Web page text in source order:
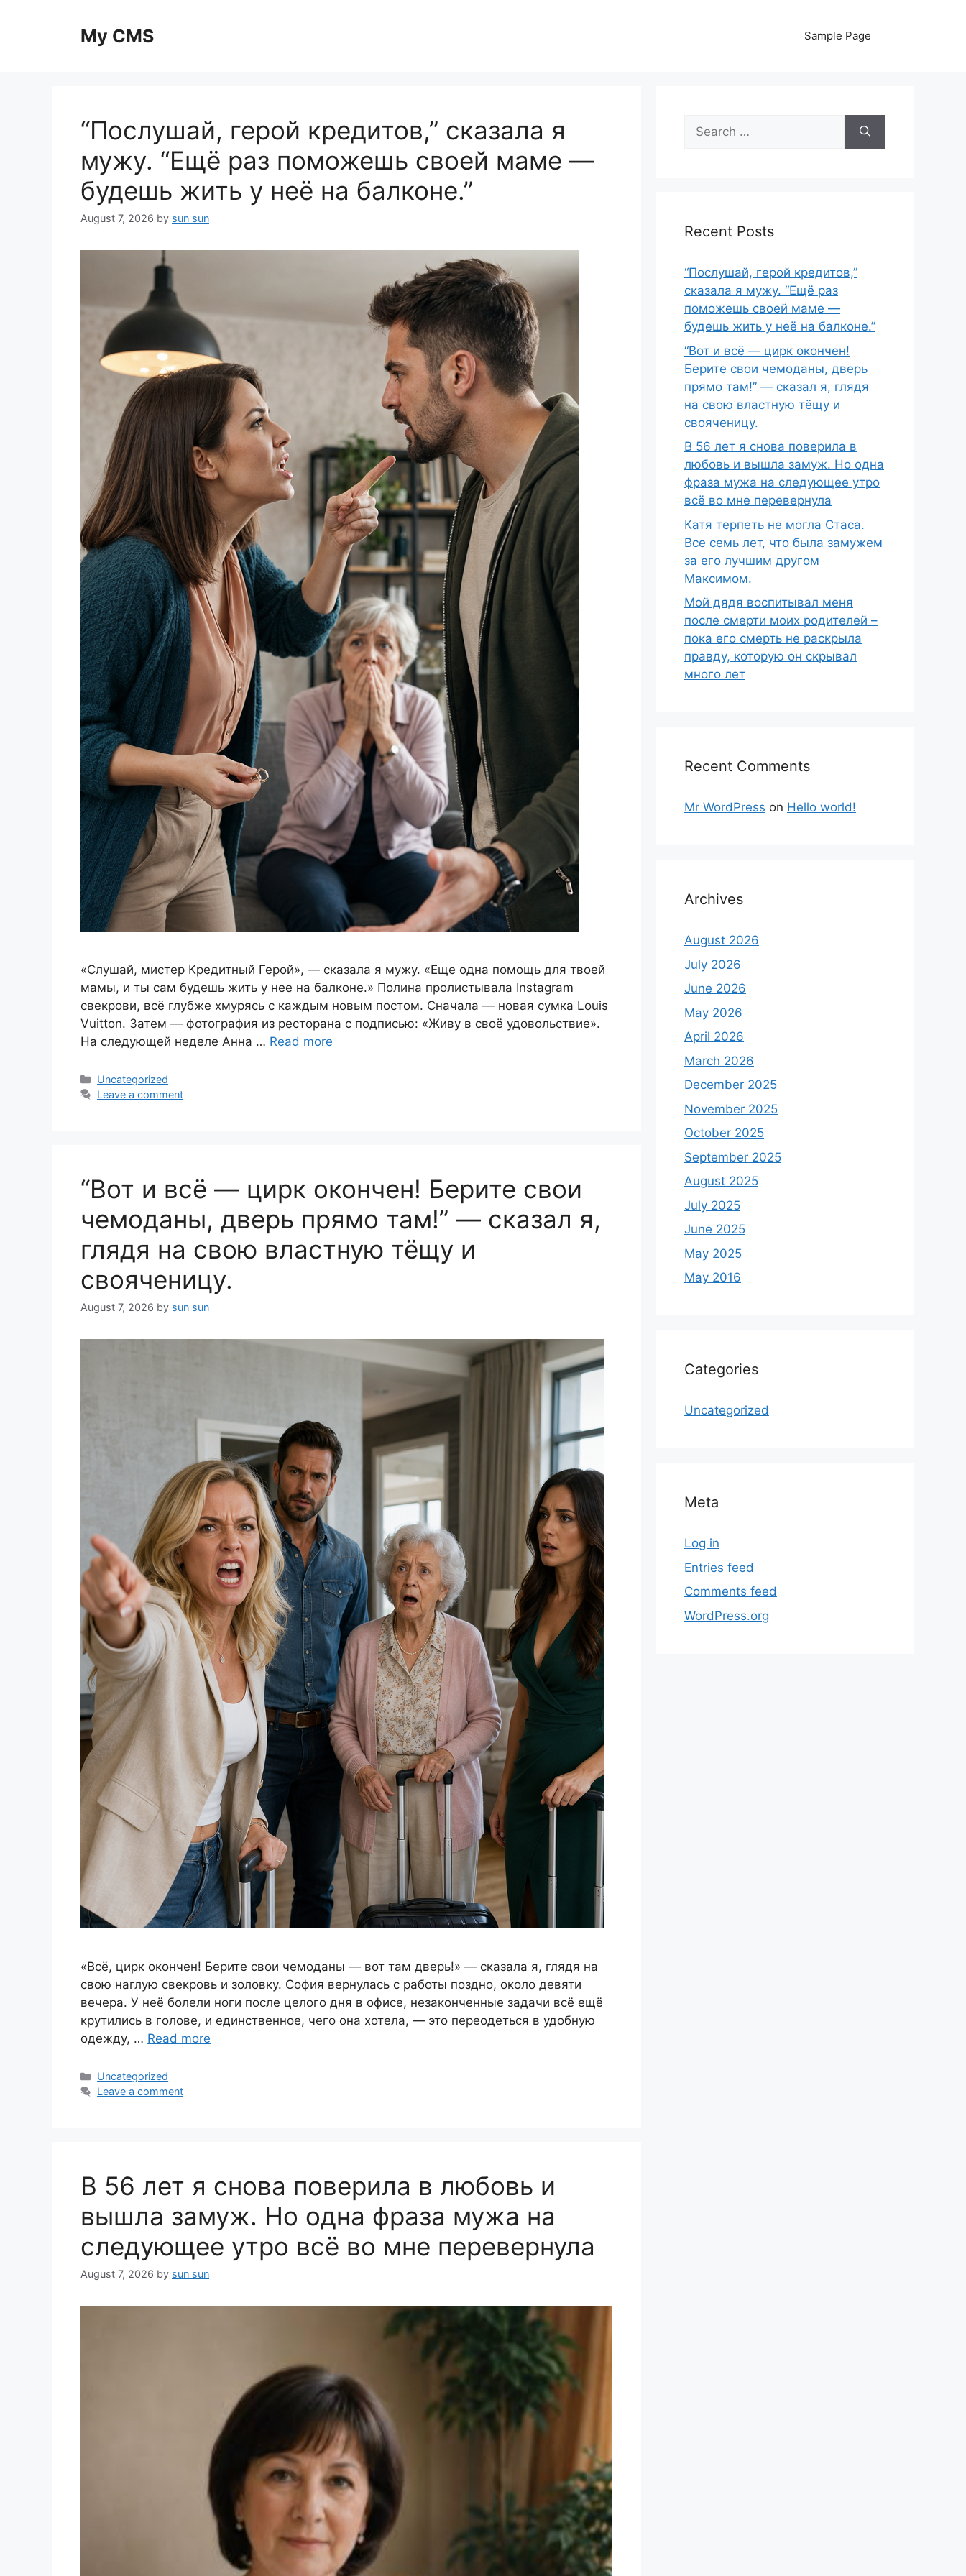
My CMS Sample Page
“Послушай, герой кредитов,” сказала я
мужу. “Ещё раз поможешь своей маме —
будешь жить у неё на балконе.”
August 7, 2026 by sun sun
«Слушай, мистер Кредитный Герой», — сказала я мужу. «Еще одна помощь для твоей
мамы, и ты сам будешь жить у нее на балконе.» Полина пролистывала Instagram
свекрови, всё глубже хмурясь с каждым новым постом. Сначала — новая сумка Louis
Vuitton. Затем — фотография из ресторана с подписью: «Живу в своё удовольствие».
На следующей неделе Анна … Read more
Categories
Uncategorized
Leave a comment
“Вот и всё — цирк окончен! Берите свои
чемоданы, дверь прямо там!” — сказал я,
глядя на свою властную тёщу и
свояченицу.
August 7, 2026 by sun sun
«Всё, цирк окончен! Берите свои чемоданы — вот там дверь!» — сказала я, глядя на
свою наглую свекровь и золовку. София вернулась с работы поздно, около девяти
вечера. У неё болели ноги после целого дня в офисе, незаконченные задачи всё ещё
крутились в голове, и единственное, чего она хотела, — это переодеться в удобную
одежду, … Read more
Categories
Uncategorized
Leave a comment
В 56 лет я снова поверила в любовь и
вышла замуж. Но одна фраза мужа на
следующее утро всё во мне перевернула
August 7, 2026 by sun sun
Search
for:
Recent Posts
“Послушай, герой кредитов,”
сказала я мужу. “Ещё раз
поможешь своей маме —
будешь жить у неё на балконе.”
“Вот и всё — цирк окончен!
Берите свои чемоданы, дверь
прямо там!” — сказал я, глядя
на свою властную тёщу и
свояченицу.
В 56 лет я снова поверила в
любовь и вышла замуж. Но одна
фраза мужа на следующее утро
всё во мне перевернула
Катя терпеть не могла Стаса.
Все семь лет, что была замужем
за его лучшим другом
Максимом.
Мой дядя воспитывал меня
после смерти моих родителей –
пока его смерть не раскрыла
правду, которую он скрывал
много лет
Recent Comments
Mr WordPress on Hello world!
Archives
August 2026
July 2026
June 2026
May 2026
April 2026
March 2026
December 2025
November 2025
October 2025
September 2025
August 2025
July 2025
June 2025
May 2025
May 2016
Categories
Uncategorized
Meta
Log in
Entries feed
Comments feed
WordPress.org